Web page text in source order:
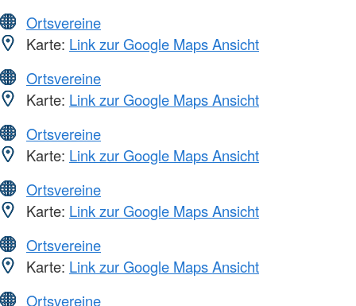
Ortsvereine
Karte: Link zur Google Maps Ansicht
Ortsvereine
Karte: Link zur Google Maps Ansicht
Ortsvereine
Karte: Link zur Google Maps Ansicht
Ortsvereine
Karte: Link zur Google Maps Ansicht
Ortsvereine
Karte: Link zur Google Maps Ansicht
Ortsvereine